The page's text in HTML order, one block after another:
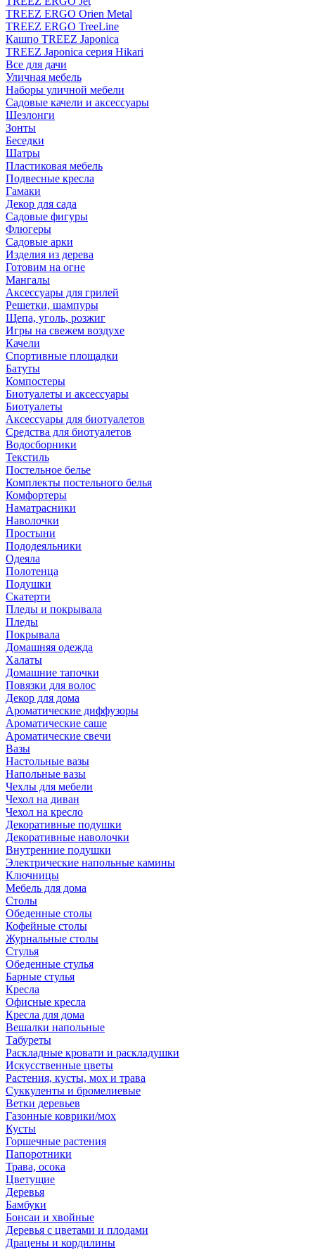
TREEZ ERGO Orien Metal
TREEZ ERGO TreeLine
Кашпо TREEZ Japonica
TREEZ Japonica серия Hikari
Все для дачи
Уличная мебель
Наборы уличной мебели
Садовые качели и аксессуары
Шезлонги
Зонты
Беседки
Шатры
Пластиковая мебель
Подвесные кресла
Гамаки
Декор для сада
Садовые фигуры
Флюгеры
Садовые арки
Изделия из дерева
Готовим на огне
Мангалы
Аксессуары для грилей
Решетки, шампуры
Щепа, уголь, розжиг
Игры на свежем воздухе
Качели
Спортивные площадки
Батуты
Компостеры
Биотуалеты и аксессуары
Биотуалеты
Аксессуары для биотуалетов
Средства для биотуалетов
Водосборники
Текстиль
Постельное белье
Комплекты постельного белья
Комфортеры
Наматрасники
Наволочки
Простыни
Пододеяльники
Одеяла
Полотенца
Подушки
Скатерти
Пледы и покрывала
Пледы
Покрывала
Домашняя одежда
Халаты
Домашние тапочки
Повязки для волос
Декор для дома
Ароматические диффузоры
Ароматические саше
Ароматические свечи
Вазы
Настольные вазы
Напольные вазы
Чехлы для мебели
Чехол на диван
Чехол на кресло
Декоративные подушки
Декоративные наволочки
Внутренние подушки
Электрические напольные камины
Ключницы
Мебель для дома
Столы
Обеденные столы
Кофейные столы
Журнальные столы
Стулья
Обеденные стулья
Барные стулья
Кресла
Офисные кресла
Кресла для дома
Вешалки напольные
Табуреты
Раскладные кровати и раскладушки
Искусственные цветы
Растения, кусты, мох и трава
Суккуленты и бромелиевые
Ветки деревьев
Газонные коврики/мох
Кусты
Горшечные растения
Папоротники
Трава, осока
Цветущие
Деревья
Бамбуки
Бонсаи и хвойные
Деревья с цветами и плодами
Драцены и кордилины